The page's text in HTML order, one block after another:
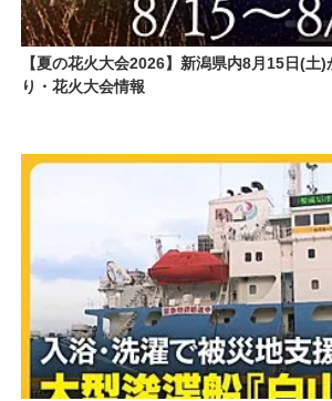
【夏の花火大会2026】新潟県内8月15日(土
り・花火大会情報